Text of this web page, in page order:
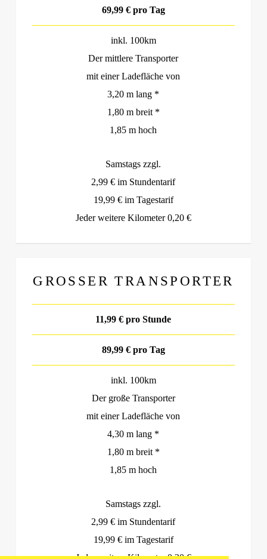
69,99 € pro Tag
inkl. 100km
Der mittlere Transporter
mit einer Ladefläche von
3,20 m lang *
1,80 m breit *
1,85 m hoch
Samstags zzgl.
2,99 € im Stundentarif
19,99 € im Tagestarif
Jeder weitere Kilometer 0,20 €
GROSSER TRANSPORTER
11,99 € pro Stunde
89,99 € pro Tag
inkl. 100km
Der große Transporter
mit einer Ladefläche von
4,30 m lang *
1,80 m breit *
1,85 m hoch
Samstags zzgl.
2,99 € im Stundentarif
19,99 € im Tagestarif